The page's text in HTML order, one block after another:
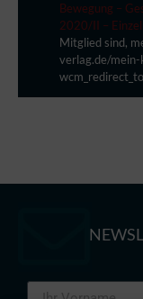
Bewegung –
2020/II –
Mitglied sind,
verlag.de/